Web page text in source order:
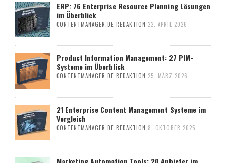
ERP: 76 Enterprise Resource Planning Lösungen
im Überblick
CONTENTMANAGER.DE REDAKTION 22. APRIL 2026
Product Information Management: 27 PIM-
Systeme im Überblick
CONTENTMANAGER.DE REDAKTION 25. MÄRZ 2026
21 Enterprise Content Management Systeme im
Vergleich
CONTENTMANAGER.DE REDAKTION 8. OKTOBER 2025